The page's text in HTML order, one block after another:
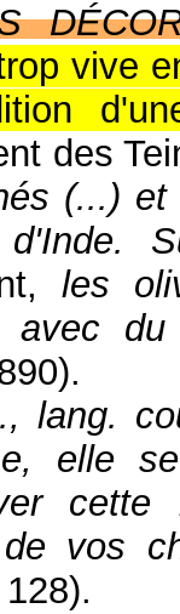
vive
des
(...)
les
avec
).
lang.
elle
vos